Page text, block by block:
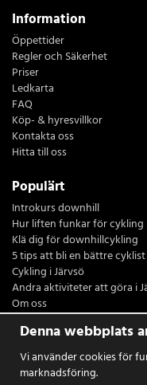
Information
Öppettider
Regler och Säkerhet
Priser
Ledkarta
FAQ
Köp- & hyresvillkor
Kontakta oss
Hitta till oss
Populärt
Introkurs downhill
Hur liften funkar för cykling
Klä dig för downhillcykling
5 tips att bli en bättre cyklist
Cykling i Järvsö
Andra aktiviteter att göra i
Om oss
Restaurang Sydsidan
Logga in
Denna webbplats
Vi använder cookies för
marknadsföring.